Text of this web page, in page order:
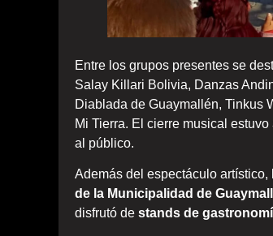
Entre los grupos presentes se
Salay Killari Bolivia, Danzas
Diablada de Guaymallén, Tinkus
Mi Tierra. El cierre musical estuvo
al público.
Además del espectáculo
de la Municipalidad de
disfrutó de stands de